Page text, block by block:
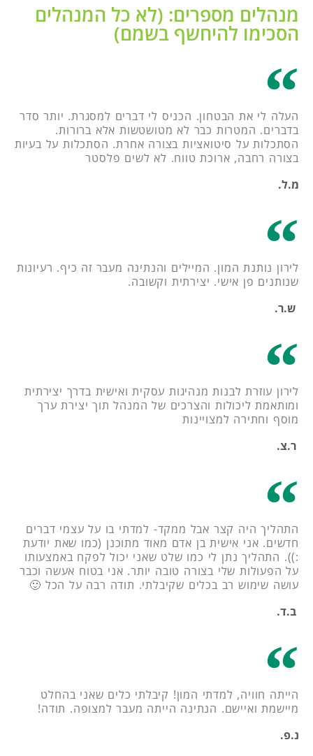
מנהלים מספרים: (לא כל המנהלים
הסכימו להיחשף בשמם)
העלה לי את הבטחון. הכניס לי דברים למסגרת. יותר סדר
בדברים. המטרות כבר לא מטושטשות אלא ברורות.
הסתכלות על סיטואציות בצורה אחרת. הסתכלות על בעיות
בצורה רחבה, ארוכת טווח. לא לשים פלסטר
מ.ל.
לירון נותנת המון. המיילים והנתינה מעבר זה כיף. רעיונות
שנותנים פן אישי. יצירתית וקשובה.
ש.ר.
לירון עוזרת לבנות מנהיגות עסקית ואישית בדרך יצירתית
ומותאמת ליכולות והצרכים של המנהל תוך יצירת ערך
מוסף וחתירה למצויינות
ר.צ.
התהליך היה קצר אבל ממקד- למדתי בו על עצמי דברים
חדשים. אני אישית בן אדם מאוד מתוכנן (כמו שאת יודעת
:)). התהליך נתן לי כמו שלט שאני יכול לפקח באמצעותו
על הפעולות שלי בצורה טובה יותר. אני בטוח אעשה וכבר
עושה שימוש רב בכלים שקיבלתי. תודה רבה על הכל 🙂
ב.ד.
הייתה חוויה, למדתי המון! קיבלתי כלים שאני בהחלט
מיישמת ואיישם. הנתינה הייתה מעבר למצופה. תודה!
נ.פ.